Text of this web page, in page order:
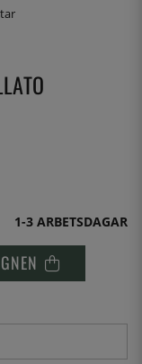
1-3 ARBETSDAGAR